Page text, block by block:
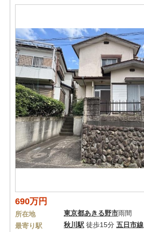
690万円
所在地 東京都あきる野市雨間
最寄り駅
秋川駅 徒歩15分 五日市線